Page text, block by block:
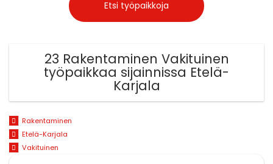
23 Rakentaminen Vakituinen
työpaikkaa sijainnissa Etelä-
Karjala
Rakentaminen
Etelä-Karjala
Vakituinen